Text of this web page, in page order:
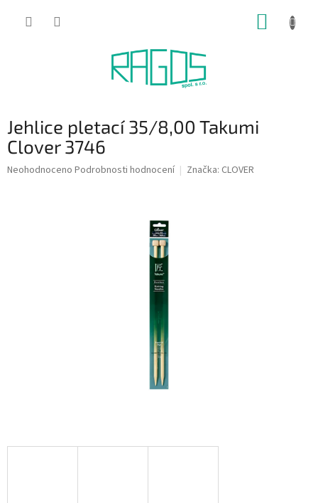
Jehlice pletací 35/8,00 Takumi
Clover 3746
Průměrné
Neohodnoceno Podrobnosti hodnocení Značka: CLOVER